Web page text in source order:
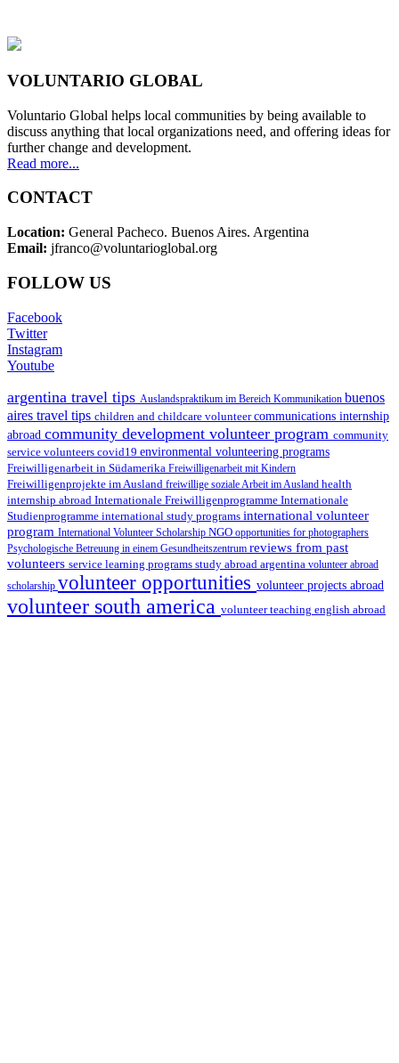
VOLUNTARIO GLOBAL
Voluntario Global helps local communities by being available to
discuss anything that local organizations need, and offering ideas for
further change and development.
Read more...
CONTACT
Location: General Pacheco. Buenos Aires. Argentina
Email: jfranco@voluntarioglobal.org
FOLLOW US
Facebook
Twitter
Instagram
Youtube
argentina travel tips Auslandspraktikum im Bereich Kommunikation buenos
aires travel tips children and childcare volunteercommunications internship
abroad community development volunteer program community
service volunteers covid19 environmental volunteering programs
Freiwilligenarbeit in Südamerika Freiwilligenarbeit mit Kindern
Freiwilligenprojekte im Ausland freiwillige soziale Arbeit im Ausland health
internship abroad Internationale Freiwilligenprogramme Internationale
Studienprogramme international study programs international volunteer
program International Volunteer Scholarship NGO opportunities for photographers
Psychologische Betreuung in einem Gesundheitszentrum reviews from past
volunteers service learning programs study abroad argentina volunteer abroad
scholarship volunteer opportunities volunteer projects abroad
volunteer south america volunteer teaching english abroad